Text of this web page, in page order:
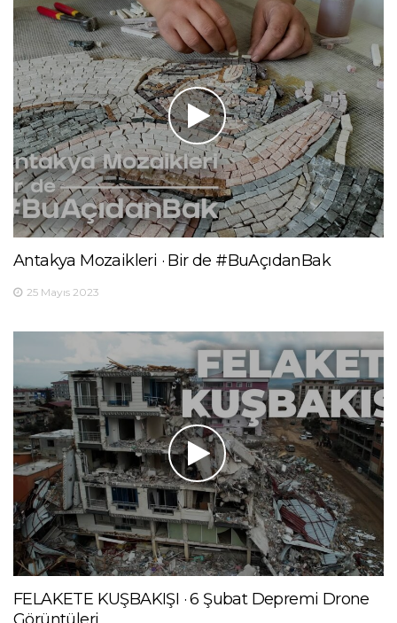
Antakya Mozaikleri · Bir de #BuAçıdanBak
25 Mayıs 2023
FELAKETE KUŞBAKIŞI · 6 Şubat Depremi Drone
Görüntüleri